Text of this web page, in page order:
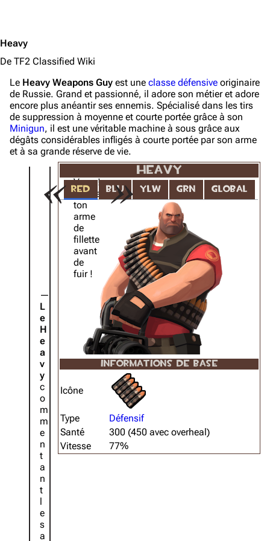
Heavy
De TF2 Classified Wiki
Le Heavy Weapons Guy est une classe défensive originaire
de Russie. Grand et passionné, il adore son métier et adore
encore plus anéantir ses ennemis. Spécialisé dans les tirs
de suppression à moyenne et courte portée grâce à son
Minigun, il est une véritable machine à sous grâce aux
dégâts considérables infligés à courte portée par son arme
et à sa grande réserve de vie.
HEAVY
RED BLU YLW GRN GLOBAL
INFORMATIONS DE BASE
Icône
Type
Défensif
Santé
300 (450 avec overheal)
Vitesse
77%
Vas-y!
Monte
ton
arme
de
fillette
avant
de
fuir !
L
e
H
e
a
v
y
c
o
m
m
e
n
t
a
n
t
l
e
s
a